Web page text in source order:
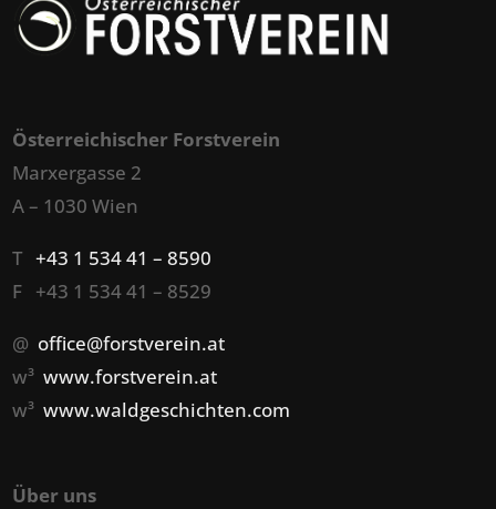
Österreichischer Forstverein
Marxergasse 2
A – 1030 Wien
T+43 1 534 41 – 8590
F +43 1 534 41 – 8529
@ office@forstverein.at
w³www.forstverein.at
w³www.waldgeschichten.com
Über uns